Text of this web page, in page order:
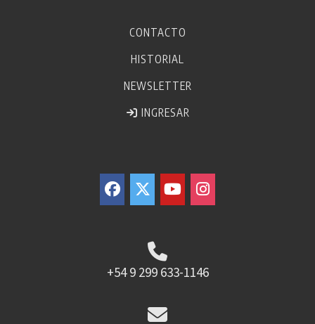
CONTACTO
HISTORIAL
NEWSLETTER
INGRESAR
+54 9 299 633-1146